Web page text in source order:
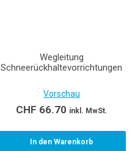
Wegleitung
Schneerückhaltevorrichtungen
Vorschau
CHF 66.70 inkl. MwSt.
In den Warenkorb